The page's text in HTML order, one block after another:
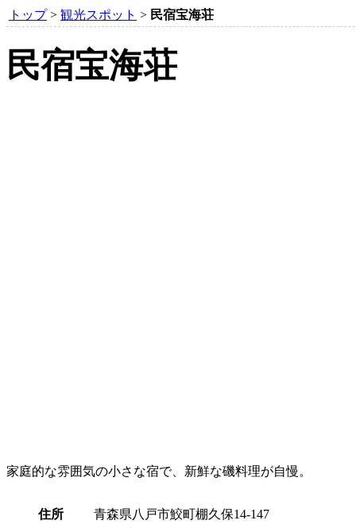
トップ> 観光スポット > 民宿宝海荘
民宿宝海荘
家庭的な雰囲気の小さな宿で、新鮮な磯料理が自慢。
住所
青森県八戸市鮫町棚久保14-147